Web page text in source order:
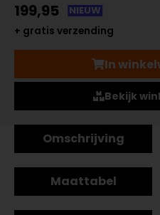
199,95
NIEUW
+ gratis verzending
In
Bekijk
Omschrijving
Maattabel